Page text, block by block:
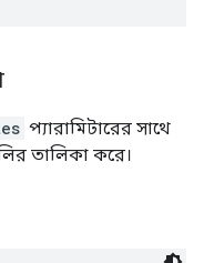
প্যারামিটারের সাথে
তালিকা করে।